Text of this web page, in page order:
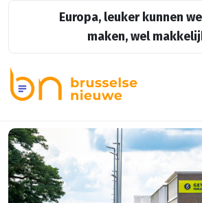
Europa, leuker kunnen
maken, wel